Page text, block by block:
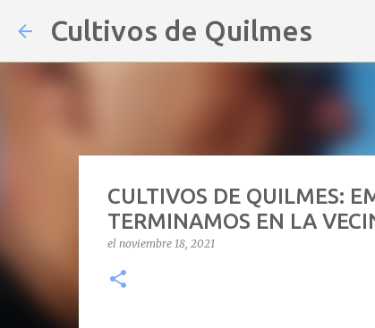
Cultivos de Quilmes
CULTIVOS DE QUILMES:
TERMINAMOS EN LA
el noviembre 18, 2021